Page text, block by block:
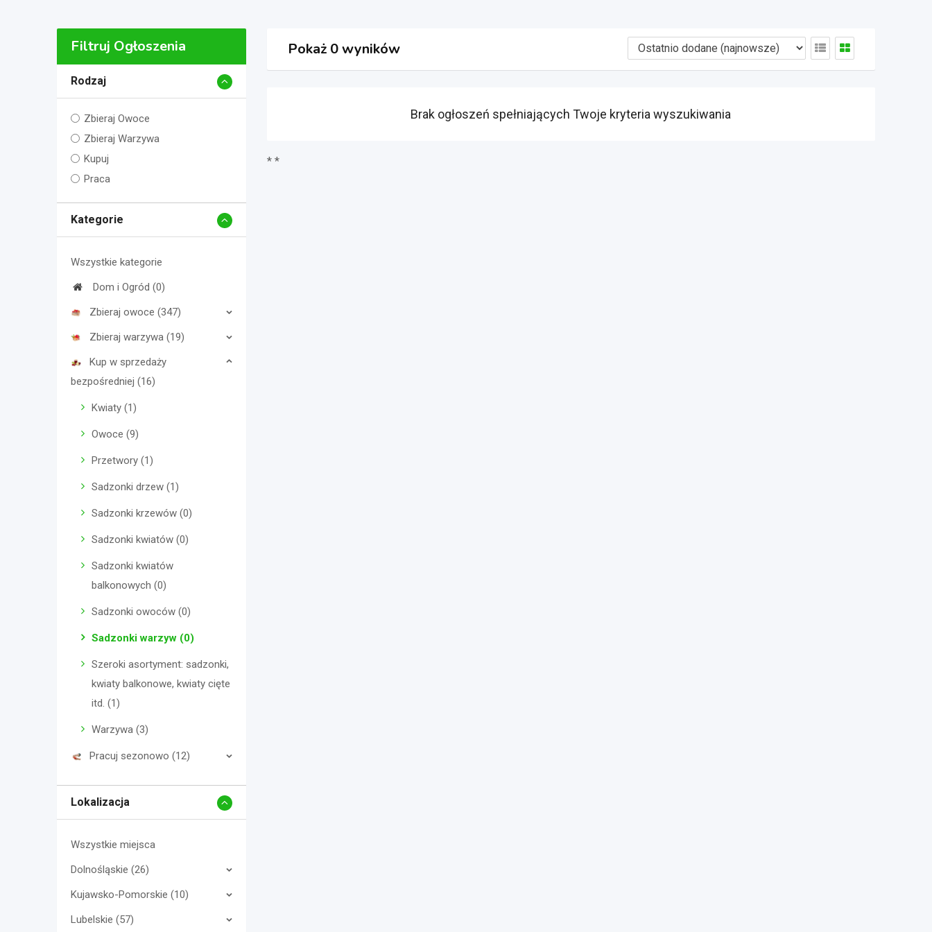
Filtruj Ogłoszenia
Rodzaj
Zbieraj Owoce
Zbieraj Warzywa
Kupuj
Praca
Kategorie
Wszystkie kategorie
Dom i Ogród (0)
Zbieraj owoce (347)
Zbieraj warzywa (19)
Kup w sprzedaży
bezpośredniej (16)
Kwiaty (1)
Owoce (9)
Przetwory (1)
Sadzonki drzew (1)
Sadzonki krzewów (0)
Sadzonki kwiatów (0)
Sadzonki kwiatów
balkonowych (0)
Sadzonki owoców (0)
Sadzonki warzyw (0)
Szeroki asortyment: sadzonki,
kwiaty balkonowe, kwiaty cięte
itd. (1)
Warzywa (3)
Pracuj sezonowo (12)
Lokalizacja
Wszystkie miejsca
Dolnośląskie (26)
Kujawsko-Pomorskie (10)
Lubelskie (57)
Pokaż 0 wyników
Brak ogłoszeń spełniających Twoje kryteria wyszukiwania
* *